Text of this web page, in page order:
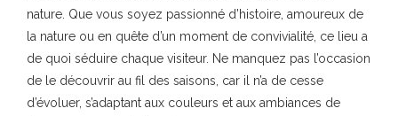
nature. Que vous soyez passionné d’histoire, amoureux de
la nature ou en quête d’un moment de convivialité, ce lieu a
de quoi séduire chaque visiteur. Ne manquez pas l’occasion
de le découvrir au fil des saisons, car il n’a de cesse
d’évoluer, s’adaptant aux couleurs et aux ambiances de